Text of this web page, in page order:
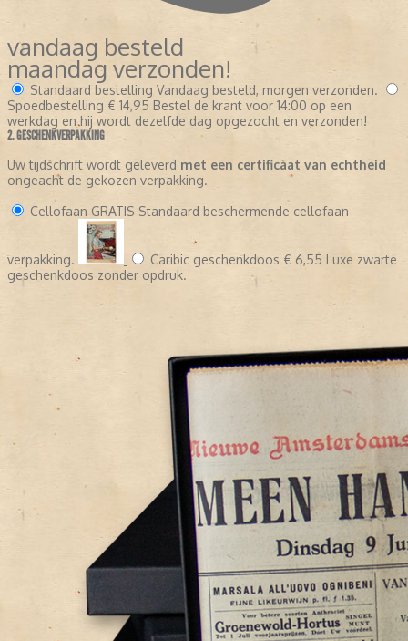
vandaag besteld
maandag verzonden!
Standaard bestelling Vandaag besteld, morgen verzonden.
Spoedbestelling € 14,95 Bestel de krant voor 14:00 op een
werkdag en hij wordt dezelfde dag opgezocht en verzonden!
2. GESCHENKVERPAKKING
Uw tijdschrift wordt geleverd met een certificaat van echtheid
ongeacht de gekozen verpakking.
Cellofaan GRATIS Standaard beschermende cellofaan
verpakking. Caribic geschenkdoos € 6,55 Luxe zwarte
geschenkdoos zonder opdruk.